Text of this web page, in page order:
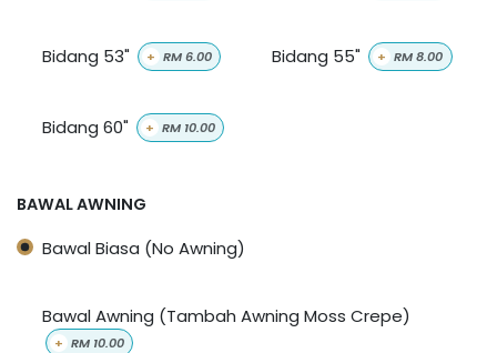
Bidang 53" + RM6.00 Bidang 55" + RM8.00
Bidang 60" + RM 10.00
BAWAL AWNING
Bawal Biasa (No Awning)
Bawal Awning (Tambah Awning Moss Crepe)
+ RM 10.00